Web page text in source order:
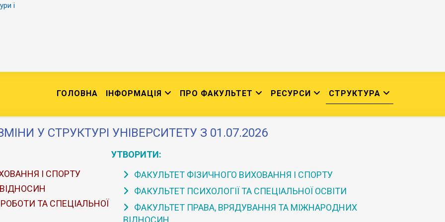
і
ГОЛОВНА ІНФОРМАЦІЯ ПРО ФАКУЛЬТЕТ РЕСУРСИ СТРУКТУРА
У СТРУКТУРІ УНІВЕРСИТЕТУ З 01.07.2026
І СПОРТУ
ТА СПЕЦІАЛЬНОЇ
УТВОРИТИ:
ФАКУЛЬТЕТ ФІЗИЧНОГО ВИХОВАННЯ І СПОРТУ
ФАКУЛЬТЕТ ПСИХОЛОГІЇ ТА СПЕЦІАЛЬНОЇ ОСВІТИ
ФАКУЛЬТЕТ ПРАВА, ВРЯДУВАННЯ ТА МІЖНАРОДНИХ
ВІДНОСИН